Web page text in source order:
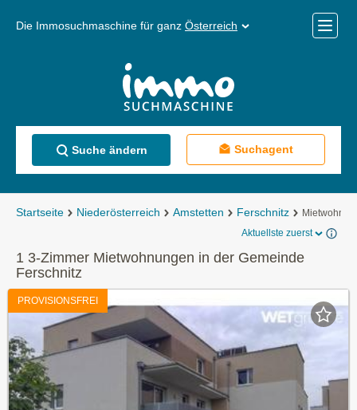
Die Immosuchmaschine für ganz Österreich
Menü
Suche ändern Suchagent
Startseite Niederösterreich Amstetten Ferschnitz
Aktuellste zuerst
1 3-Zimmer Mietwohnungen in der Gemeinde
Ferschnitz
PROVISIONSFREI